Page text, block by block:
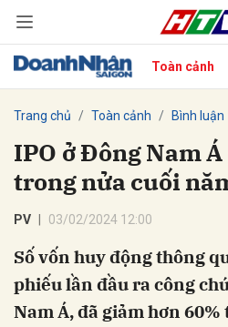
Toàn cảnh
Trang chủ Toàn cảnh Bình luận
IPO ở Đông Nam
trong nửa cuối
PV 03/02/2024 12:00
Số vốn huy động thông
phiếu lần đầu ra công
Nam Á, đã giảm hơn